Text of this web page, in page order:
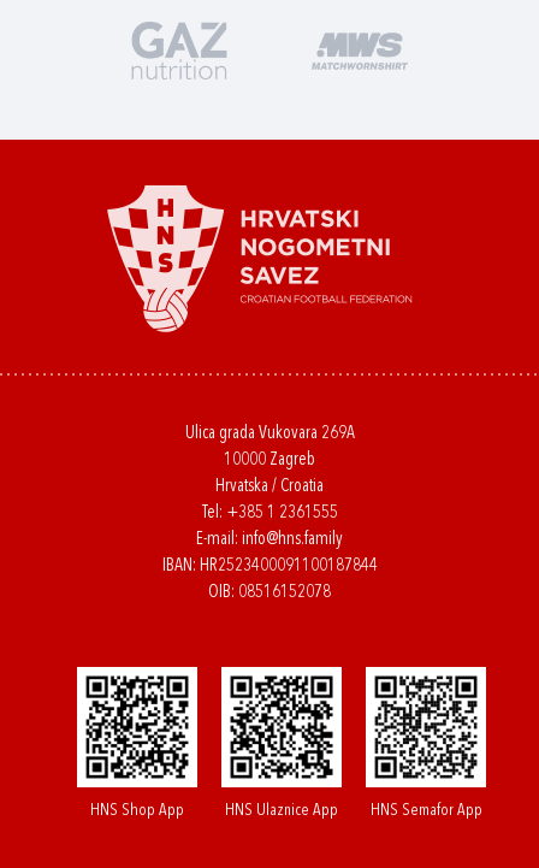
Ulica grada Vukovara 269A
10000 Zagreb
Hrvatska / Croatia
Tel: +385 1 2361555
E-mail: info@hns.family
IBAN: HR2523400091100187844
OIB: 08516152078
HNS Shop App HNS Ulaznice App HNS Semafor App